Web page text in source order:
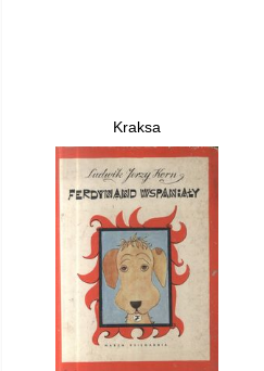
Kraksa